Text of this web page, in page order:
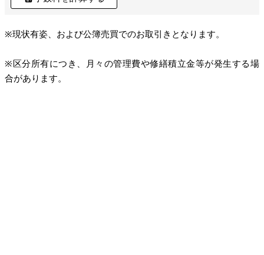
※現状有姿、および公簿売買でのお取引きとなります。
※区分所有につき、月々の管理費や修繕積立金等が発生する場
合があります。